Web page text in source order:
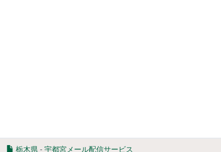
栃木県 - 宇都宮メール配信サービス